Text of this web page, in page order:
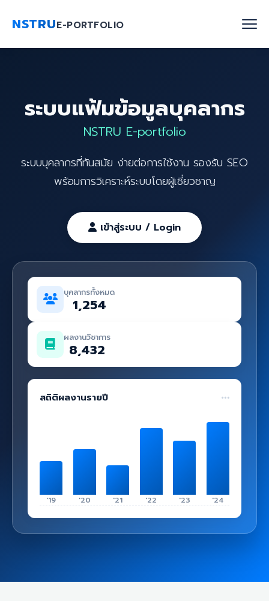
NSTRUE-PORTFOLIO
ค้นหาบุคลากร
งานวิจัย
เกี่ยวกับเรา
ติดต่อเรา
ระบบแฟ้มข้อมูลบุคลากร
NSTRU E-portfolio
ระบบบุคลากรที่ทันสมัย ง่ายต่อการใช้งาน รองรับ SEO
พร้อมการวิเคราะห์ระบบโดยผู้เชี่ยวชาญ
เข้าสู่ระบบ / Login
บุคลากรทั้งหมด
1,254
ผลงานวิชาการ
8,432
สถิติผลงานรายปี
'19 '20 '21 '22 '23 '24